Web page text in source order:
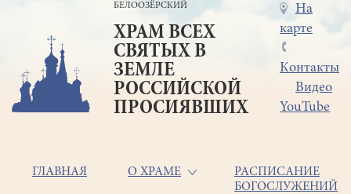
БЕЛООЗЁРСКИЙ
ХРАМ ВСЕХ
СВЯТЫХ В
ЗЕМЛЕ
РОССИЙСКОЙ
ПРОСИЯВШИХ
Меню
в
шапке
На
карте
Контакты
Видео
YouTube
Основная
ГЛАВНАЯ О ХРАМЕ
РАСПИСАНИЕ
БОГОСЛУЖЕНИЙ